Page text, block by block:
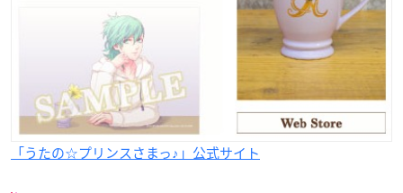
「うたの☆プリンスさまっ♪」公式サイト